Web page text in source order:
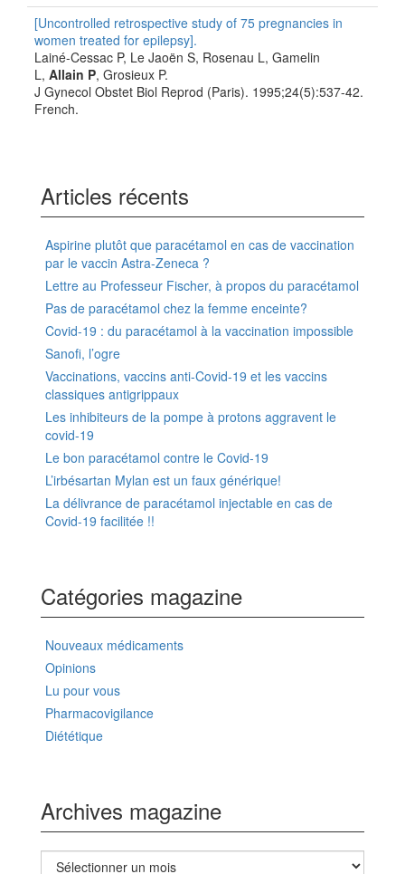
[Uncontrolled retrospective study of 75 pregnancies in
women treated for epilepsy].
Lainé-Cessac P, Le Jaoën S, Rosenau L, Gamelin
L, Allain P, Grosieux P.
J Gynecol Obstet Biol Reprod (Paris). 1995;24(5):537-42.
French.
Articles récents
Aspirine plutôt que paracétamol en cas de vaccination
par le vaccin Astra-Zeneca ?
Lettre au Professeur Fischer, à propos du paracétamol
Pas de paracétamol chez la femme enceinte?
Covid-19 : du paracétamol à la vaccination impossible
Sanofi, l’ogre
Vaccinations, vaccins anti-Covid-19 et les vaccins
classiques antigrippaux
Les inhibiteurs de la pompe à protons aggravent le
covid-19
Le bon paracétamol contre le Covid-19
L’irbésartan Mylan est un faux générique!
La délivrance de paracétamol injectable en cas de
Covid-19 facilitée !!
Catégories magazine
Nouveaux médicaments
Opinions
Lu pour vous
Pharmacovigilance
Diététique
Archives magazine
Archives